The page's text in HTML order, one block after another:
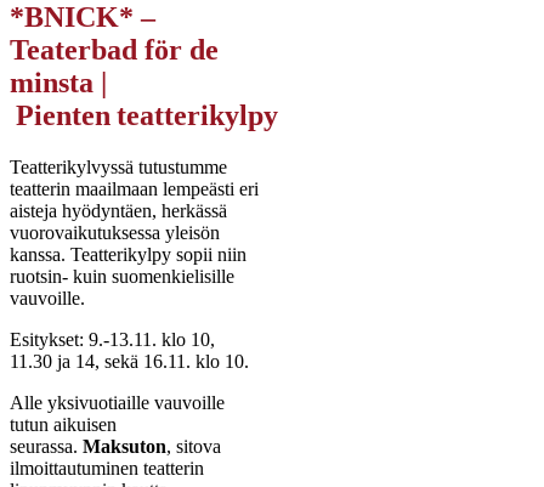
*BNICK* –
Teaterbad för de
minsta |
Pienten teatterikylpy
Teatterikylvyssä tutustumme
teatterin maailmaan lempeästi eri
aisteja hyödyntäen, herkässä
vuorovaikutuksessa yleisön
kanssa. Teatterikylpy sopii niin
ruotsin- kuin suomenkielisille
vauvoille.
Esitykset: 9.-13.11. klo 10,
11.30 ja 14, sekä 16.11. klo 10.
Alle yksivuotiaille vauvoille
tutun aikuisen
seurassa. Maksuton, sitova
ilmoittautuminen teatterin